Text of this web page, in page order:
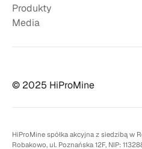
Produkty
Media
© 2025 HiProMine
HiProMine spółka akcyjna z siedzibą w
Robakowo, ul. Poznańska 12F, NIP: